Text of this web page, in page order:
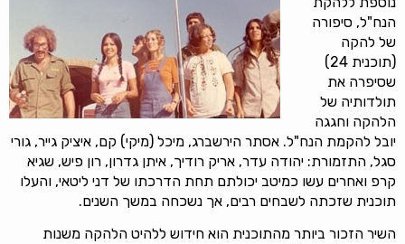
הנח"ל, סיפורה
של להקה
(תוכנית 24)
שסיפרה את
תולדותיה של
הלהקה וחגגה
יובל להקמת הנח"ל. אסתר הירשברג, מיכל (מיקי) קם, איציק גייר, גורי
סגל, התזמורת: יהודה עדר, אריק רודיך, איתן גדרון, רון פיש, שגיא
קרפ ואחרים עשו כמיטב יכולתם תחת הדרכתו של דני ליטאי, והעלו
תוכנית שזכתה לשבחים רבים, אך נשכחה במשך השנים.
השיר הזכור ביותר מהתוכנית הוא חידוש ללהיט הלהקה משנות